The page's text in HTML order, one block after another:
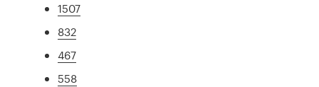
1507
832
467
558